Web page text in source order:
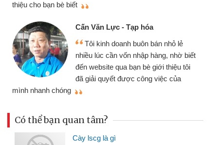
thiệu cho bạn bè biết
Cấn Văn Lực - Tạp hóa
Tôi kinh doanh buôn bán nhỏ lẻ
nhiều lúc cần vốn nhập hàng, nhờ biết
đến website qua bạn bè giới thiệu tôi
đã giải quyết được công việc của
mình nhanh chóng
Có thể bạn quan tâm?
Cày lscg là gì